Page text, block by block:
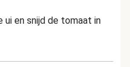
ui en snijd de tomaat in